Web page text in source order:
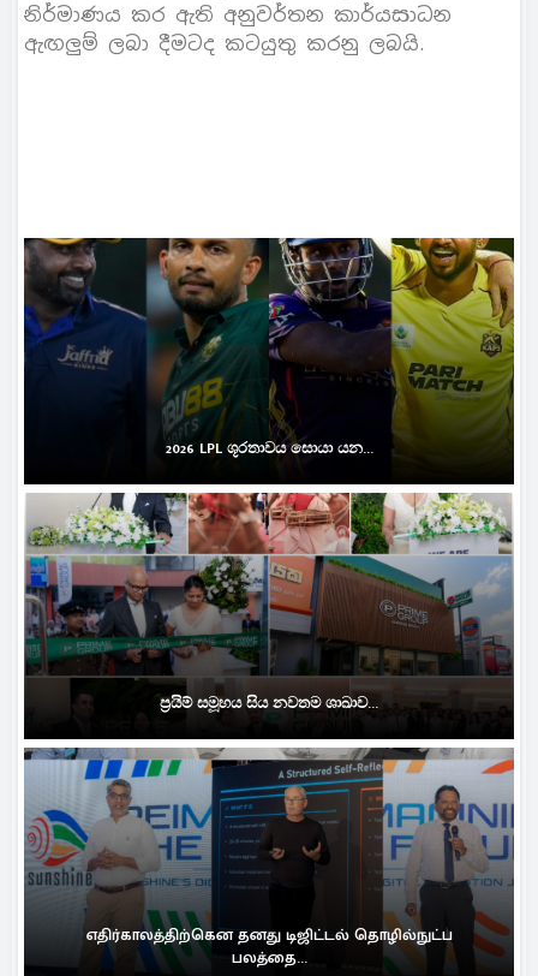
නිර්මාණය කර ඇති අනුවර්තන කාර්යසාධන
ඇඟලුම් ලබා දීමටද කටයුතු කරනු ලබයි.
2026 LPL ශූරතාවය සොයා යන...
ප්‍රයිම් සමූහය සිය නවතම ශාඛාව...
எதிர்காலத்திற்கென தனது டிஜிட்டல் தொழில்நுட்ப
பலத்தை...